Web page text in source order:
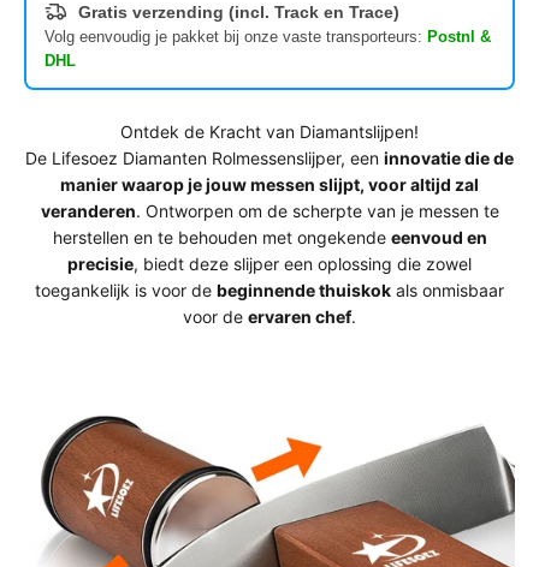
Gratis verzending (incl. Track en Trace)
Volg eenvoudig je pakket bij onze vaste transporteurs: Postnl &
DHL
Ontdek de Kracht van Diamantslijpen!
De Lifesoez Diamanten Rolmessenslijper, een innovatie die de
manier waarop je jouw messen slijpt, voor altijd zal
veranderen. Ontworpen om de scherpte van je messen te
herstellen en te behouden met ongekende eenvoud en
precisie, biedt deze slijper een oplossing die zowel
toegankelijk is voor de beginnende thuiskok als onmisbaar
voor de ervaren chef.